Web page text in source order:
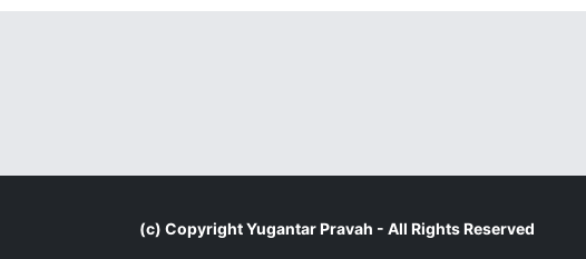
(c) CopyrightYugantar Pravah - All Rights Reserved